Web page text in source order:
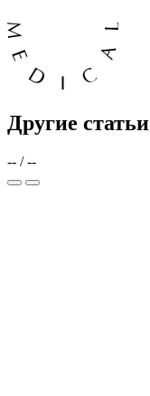
Другие статьи
-- / --